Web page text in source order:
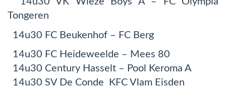
Tongeren
14u30 FC Beukenhof – FC Berg
14u30 FC Heideweelde – Mees 80
14u30 Century Hasselt – Pool Keroma A
14u30 SV De Conde KFC Vlam Eisden